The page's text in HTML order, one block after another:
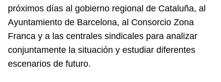
próximos días al gobierno regional de Cataluña, al
Ayuntamiento de Barcelona, al Consorcio Zona
Franca y a las centrales sindicales para analizar
conjuntamente la situación y estudiar diferentes
escenarios de futuro.